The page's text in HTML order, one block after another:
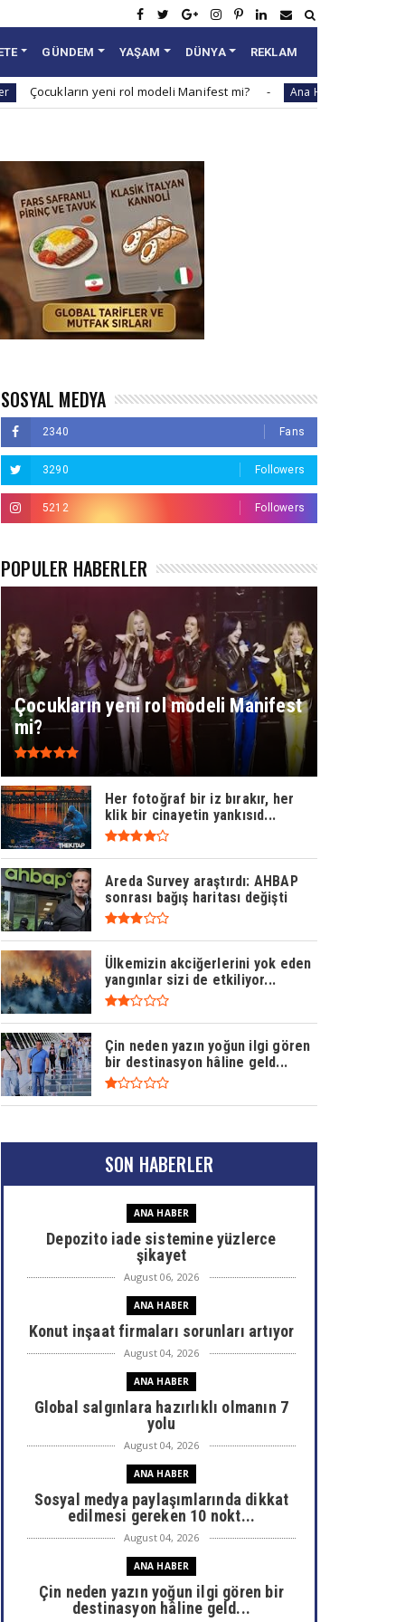
GÜNDEM YAŞAM DÜNYA REKLAM
yeni rol modeli Manifest mi? Ana Haber Areda Survey
SOSYAL MEDYA
2340 Fans
3290 Followers
5212 Followers
POPÜLER HABERLER
Çocukların yeni rol modeli Manifest
mi?
Her fotoğraf bir iz bırakır, her
klik bir cinayetin yankısıd...
Areda Survey araştırdı: AHBAP
sonrası bağış haritası değişti
Ülkemizin akciğerlerini yok eden
yangınlar sizi de etkiliyor...
Çin neden yazın yoğun ilgi gören
bir destinasyon hâline geld...
SON HABERLER
ANA HABER
Depozito iade sistemine yüzlerce
şikayet
August 06, 2026
ANA HABER
Konut inşaat firmaları sorunları artıyor
August 04, 2026
ANA HABER
Global salgınlara hazırlıklı olmanın 7
yolu
August 04, 2026
ANA HABER
Sosyal medya paylaşımlarında dikkat
edilmesi gereken 10 nokt...
August 04, 2026
ANA HABER
Çin neden yazın yoğun ilgi gören bir
destinasyon hâline geld...